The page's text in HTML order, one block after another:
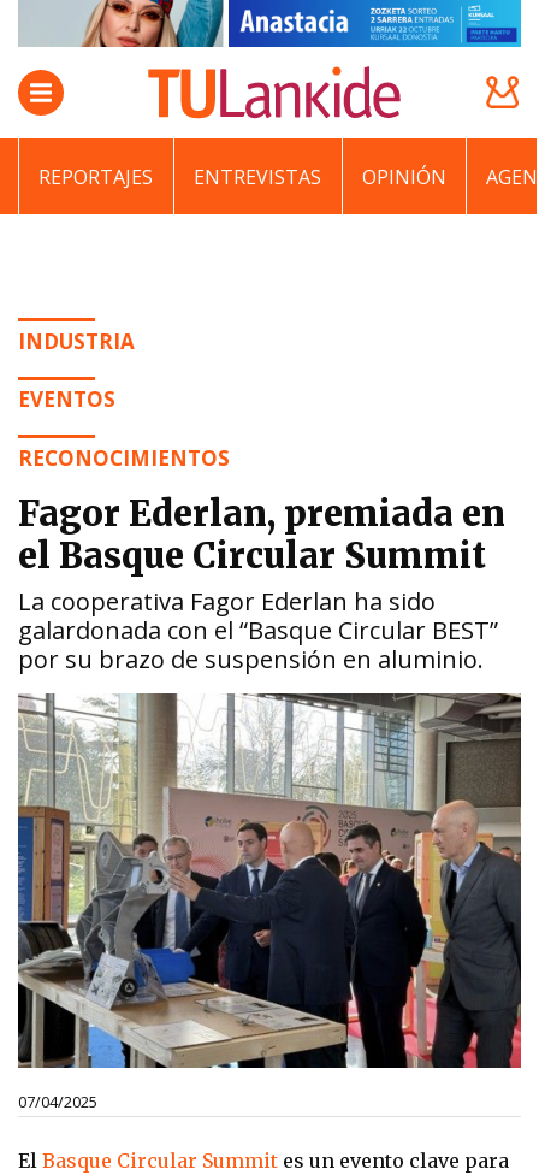
REPORTAJES ENTREVISTAS OPINIÓN
INDUSTRIA
EVENTOS
RECONOCIMIENTOS
Fagor Ederlan, premiada en
el Basque Circular Summit
La cooperativa Fagor Ederlan ha sido
galardonada con el “Basque Circular BEST”
por su brazo de suspensión en aluminio.
07/04/2025
El Basque Circular Summit es un evento clave para